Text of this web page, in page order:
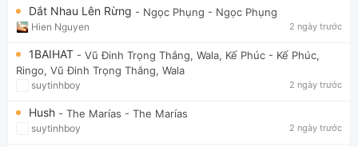
Dắt Nhau Lên Rừng - Ngọc Phụng - Ngọc Phụng
Hien Nguyen 2 ngày trước
1BAIHAT - Vũ Đinh Trọng Thắng, Wala, Kế Phúc - Kế Phúc,
Ringo, Vũ Đinh Trọng Thắng, Wala
suytinhboy 2 ngày trước
Hush - The Marías - The Marías
suytinhboy 2 ngày trước